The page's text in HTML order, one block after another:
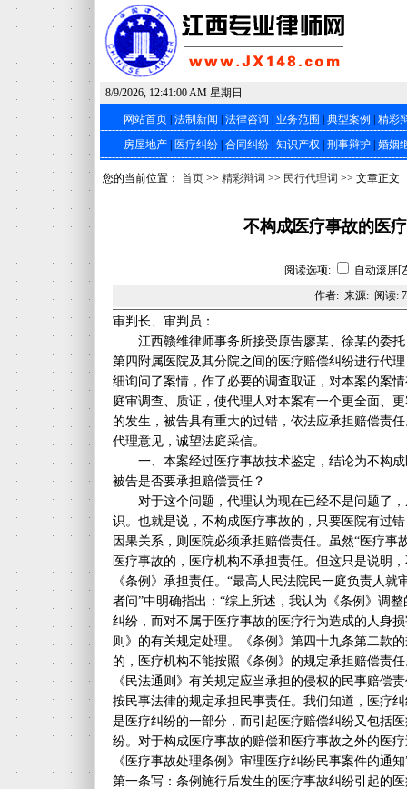
8/9/2026, 12:41:01 AM 星期日
网站首页 法制新闻 法律咨询 业务范围 典型案例
精彩
房屋地产
医疗纠纷 合同纠纷 知识产权 刑事辩护 婚姻
您的当前位置： 首页 >> 精彩辩词 >> 民行代理词 >> 文章正文
不构成医疗事故的医
阅读选项:
自动滚屏[
作者: 来源: 阅读:
审判长、审判员：
江西赣维律师事务所接受原告廖某、徐某的委托
第四附属医院及其分院之间的医疗赔偿纠纷进行代
细询问了案情，作了必要的调查取证，对本案的案
庭审调查、质证，使代理人对本案有一个更全面、
的发生，被告具有重大的过错，依法应承担赔偿责
代理意见，诚望法庭采信。
一、本案经过医疗事故技术鉴定，结论为不构成
被告是否要承担赔偿责任？
对于这个问题，代理认为现在已经不是问题了，
识。也就是说，不构成医疗事故的，只要医院有过
因果关系，则医院必须承担赔偿责任。虽然“医疗事
医疗事故的，医疗机构不承担责任。但这只是说明
《条例》承担责任。“最高人民法院民一庭负责人
者问”中明确指出：“综上所述，我认为《条例》调
纠纷，而对不属于医疗事故的医疗行为造成的人身
则》的有关规定处理。《条例》第四十九条第二款
的，医疗机构不能按照《条例》的规定承担赔偿责
《民法通则》有关规定应当承担的侵权的民事赔偿
按民事法律的规定承担民事责任。我们知道，医疗
是医疗纠纷的一部分，而引起医疗赔偿纠纷又包括
纷。对于构成医疗事故的赔偿和医疗事故之外的医
《医疗事故处理条例》审理医疗纠纷民事案件的通
第一条写：条例施行后发生的医疗事故纠纷引起的